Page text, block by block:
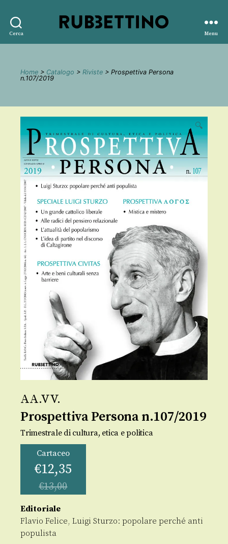
Cerca
editore
Menu
Home > Catalogo > Riviste > Prospettiva Persona
n.107/2019
🔍
AA.VV.
Prospettiva Persona n.107/2019
Trimestrale di cultura, etica e politica
Cartaceo
€12,35
€13,00
Editoriale
Flavio Felice, Luigi Sturzo: popolare perché anti
populista